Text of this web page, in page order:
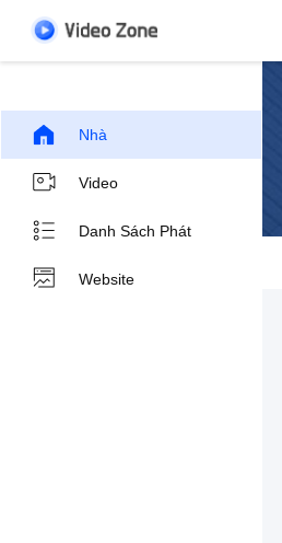
Nhà
Video
Danh Sách Phát
Website